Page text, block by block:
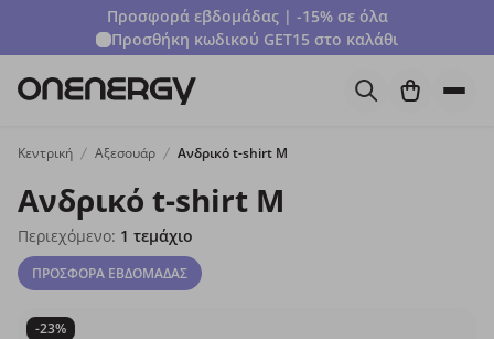
Προσφορά εβδομάδας | -15% σε όλα
Προσθήκη κωδικού GET15 στο καλάθι
Κεντρική Αξεσουάρ Ανδρικό t-shirt M
Ανδρικό t-shirt M
Περιεχόμενο: 1 τεμάχιο
ΠΡΟΣΦΟΡΑ ΕΒΔΟΜΑΔΑΣ
-23%